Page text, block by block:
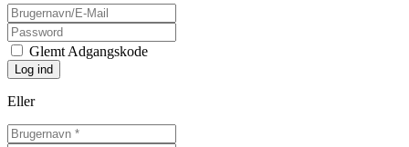
Glemt Adgangskode
Eller